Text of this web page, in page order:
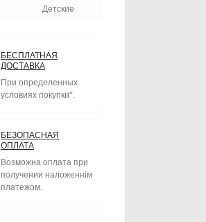
Детские
БЕСПЛАТНАЯ
ДОСТАВКА
При определенных
условиях покупки*.
БЕЗОПАСНАЯ
ОПЛАТА
Возможна оплата при
получении наложеннім
платежом.